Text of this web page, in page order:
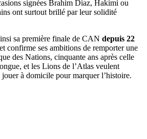
signées Brahim Díaz, Hakimi ou
ont surtout brillé par leur solidité
sa première finale de CAN depuis 22
confirme ses ambitions de remporter une
des Nations, cinquante ans après celle
et les Lions de l’Atlas veulent
à domicile pour marquer l’histoire.